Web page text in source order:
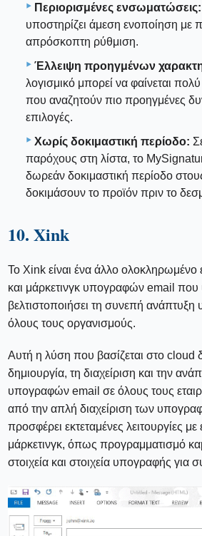
Περιορισμένες ενσωματώσεις:
υποστηρίζει άμεση ενοποίηση με
απρόσκοπτη ρύθμιση.
Έλλειψη προηγμένων
λογισμικό μπορεί να φαίνεται
που αναζητούν πιο προηγμένες
επιλογές.
Χωρίς δοκιμαστική περίοδο:
παρόχους στη λίστα, το
δωρεάν δοκιμαστική περίοδο
δοκιμάσουν το προϊόν πριν το
10. Xink
Το Xink είναι ένα άλλο ολοκληρωμένο
και μάρκετινγκ υπογραφών email που
βελτιστοποιήσει τη συνεπή
όλους τους οργανισμούς.
Αυτή η λύση που βασίζεται στο cloud
δημιουργία, τη διαχείριση και την
υπογραφών email σε όλους τους
από την απλή διαχείριση των
προσφέρει εκτεταμένες λειτουργίες με
μάρκετινγκ, όπως προγραμματισμό
στοιχεία και στοιχεία υπογραφής για